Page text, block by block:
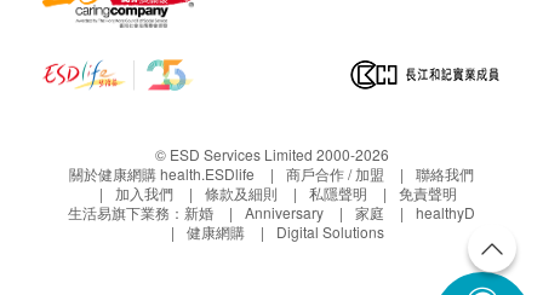
© ESD Services Limited 2000-2026
關於健康網購 health.ESDlife
商戶合作 / 加盟
聯絡我們
加入我們
條款及細則 私隱聲明
免責聲明
生活易旗下業務： 新婚 Anniversary 家庭
healthyD
健康網購
Digital Solutions